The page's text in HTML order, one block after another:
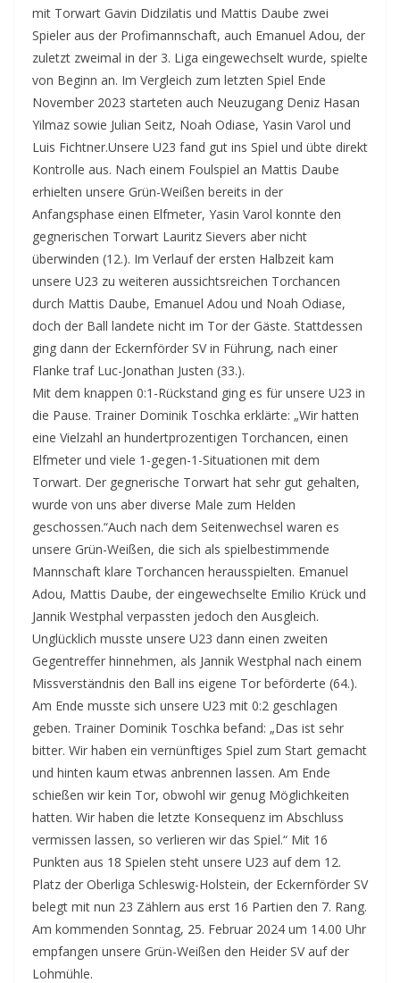
mit Torwart Gavin Didzilatis und Mattis Daube zwei
Spieler aus der Profimannschaft, auch Emanuel Adou, der
zuletzt zweimal in der 3. Liga eingewechselt wurde, spielte
von Beginn an. Im Vergleich zum letzten Spiel Ende
November 2023 starteten auch Neuzugang Deniz Hasan
Yilmaz sowie Julian Seitz, Noah Odiase, Yasin Varol und
Luis Fichtner.Unsere U23 fand gut ins Spiel und übte direkt
Kontrolle aus. Nach einem Foulspiel an Mattis Daube
erhielten unsere Grün-Weißen bereits in der
Anfangsphase einen Elfmeter, Yasin Varol konnte den
gegnerischen Torwart Lauritz Sievers aber nicht
überwinden (12.). Im Verlauf der ersten Halbzeit kam
unsere U23 zu weiteren aussichtsreichen Torchancen
durch Mattis Daube, Emanuel Adou und Noah Odiase,
doch der Ball landete nicht im Tor der Gäste. Stattdessen
ging dann der Eckernförder SV in Führung, nach einer
Flanke traf Luc-Jonathan Justen (33.).
Mit dem knappen 0:1-Rückstand ging es für unsere U23 in
die Pause. Trainer Dominik Toschka erklärte: „Wir hatten
eine Vielzahl an hundertprozentigen Torchancen, einen
Elfmeter und viele 1-gegen-1-Situationen mit dem
Torwart. Der gegnerische Torwart hat sehr gut gehalten,
wurde von uns aber diverse Male zum Helden
geschossen.“Auch nach dem Seitenwechsel waren es
unsere Grün-Weißen, die sich als spielbestimmende
Mannschaft klare Torchancen herausspielten. Emanuel
Adou, Mattis Daube, der eingewechselte Emilio Krück und
Jannik Westphal verpassten jedoch den Ausgleich.
Unglücklich musste unsere U23 dann einen zweiten
Gegentreffer hinnehmen, als Jannik Westphal nach einem
Missverständnis den Ball ins eigene Tor beförderte (64.).
Am Ende musste sich unsere U23 mit 0:2 geschlagen
geben. Trainer Dominik Toschka befand: „Das ist sehr
bitter. Wir haben ein vernünftiges Spiel zum Start gemacht
und hinten kaum etwas anbrennen lassen. Am Ende
schießen wir kein Tor, obwohl wir genug Möglichkeiten
hatten. Wir haben die letzte Konsequenz im Abschluss
vermissen lassen, so verlieren wir das Spiel.“ Mit 16
Punkten aus 18 Spielen steht unsere U23 auf dem 12.
Platz der Oberliga Schleswig-Holstein, der Eckernförder SV
belegt mit nun 23 Zählern aus erst 16 Partien den 7. Rang.
Am kommenden Sonntag, 25. Februar 2024 um 14.00 Uhr
empfangen unsere Grün-Weißen den Heider SV auf der
Lohmühle.